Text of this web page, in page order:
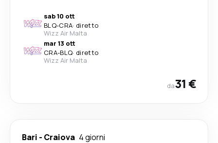
sab 10 ott
BLQ-CRA· diretto
Wizz Air Malta
mar 13 ott
CRA-BLQ· diretto
Wizz Air Malta
da31 €
Bari - Craiova 4 giorni